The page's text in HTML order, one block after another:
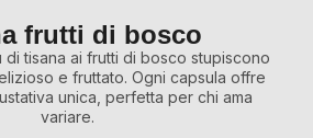
frutti di bosco
di tisana ai frutti di bosco stupiscono
e fruttato. Ogni capsula offre
unica, perfetta per chi ama
variare.